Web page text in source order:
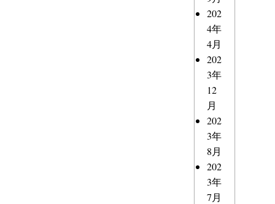
202
4年
4月
202
3年
12
月
202
3年
8月
202
3年
7月